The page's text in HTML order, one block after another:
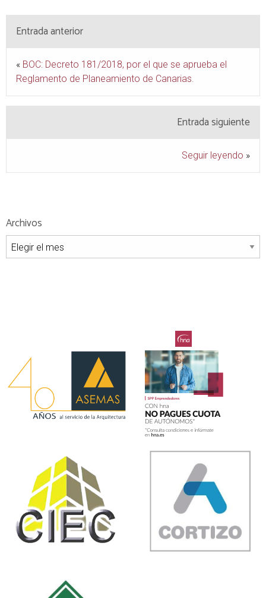
Entrada anterior
« BOC: Decreto 181/2018, por el que se aprueba el
Reglamento de Planeamiento de Canarias.
Entrada siguiente
Seguir leyendo »
Archivos
Archivos